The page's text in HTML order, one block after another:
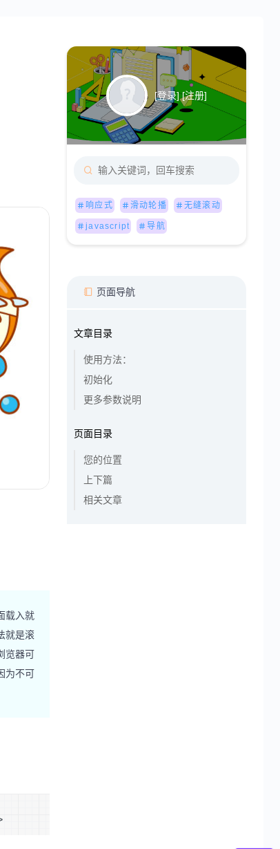
载入就
就是滚
览器可
为不可
[登录] [注册]
响应式 滑动轮播 无缝滚动
javascript 导航
页面导航
文章目录
使用方法：
初始化
更多参数说明
页面目录
您的位置
上下篇
相关文章